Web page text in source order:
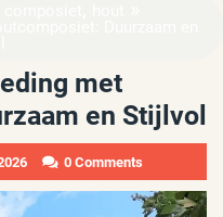
met
en Stijlvol
0 Comments